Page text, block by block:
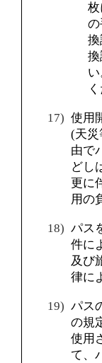
の
換
使用
(天災
由で
どし
更に
用の
パス
件に
及び
律に
パス
の規
使用
て、